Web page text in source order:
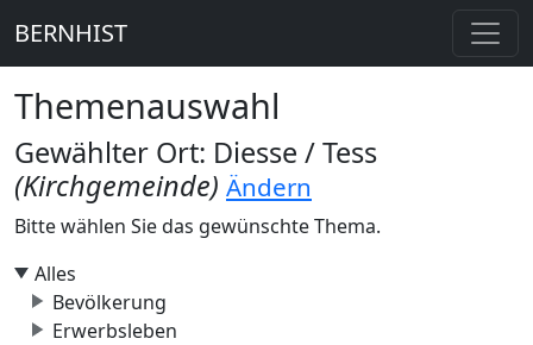
BERNHIST
Themenauswahl
Gewählter Ort: Diesse / Tess
(Kirchgemeinde) Ändern
Bitte wählen Sie das gewünschte Thema.
Alles
Bevölkerung
Erwerbsleben